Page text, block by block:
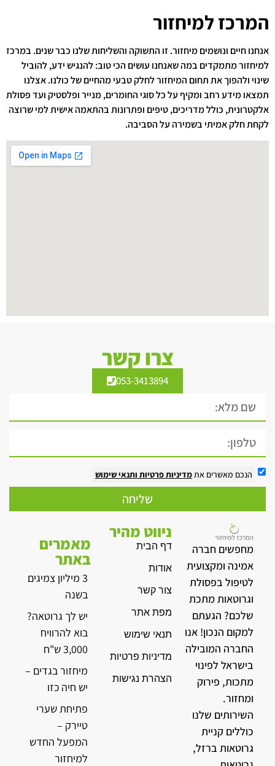
המרכז למיחזור
אנחנו חיים ונושמים מיחזור. זו התשוקה והשליחות שלנו כבר שנים. במרכז
למיחזור מתמקדים במה שאנחנו עושים הכי טוב: להנגיש ידע, להוביל
שינוי ולהפוך את תחום המיחזור לחלק טבעי מהחיים של כולנו. אצלנו
תמצאו מידע רחב ומקיף על כל סוגי החומרים, מנייר ופלסטיק ועד פסולת
אלקטרונית, כולל מדריכים, טיפים ופתרונות בהתאמה אישית למי שרוצה
לקחת חלק אמיתי בשמירה על הסביבה.
צרו קשר
053-3413894
הנכם מאשרים אתמדיניות פרטיות ותנאי שימוש
שליחה
מחפשים חברה
אמינה ומקצועית
לטיפול בפסולת
וגרוטאות מתכת
שלכם? הגעתם
למקום הנכון! אנו
החברה המובילה
בישראל לפינוי
מתכות, פירוק
ומחזור.
השירותים שלנו
כוללים קניית
גרוטאות ברזל,
ניווט מהיר
דף הבית
אודות
צור קשר
מפת אתר
תנאי שימוש
מדיניות פרטיות
הצהרת נגישות
מאמרים
באתר
3 מיליון צמיגים
בשנה
יש לך גרוטאה?
בוא להרוויח
3,000 ש"ח
מיחזור בגדים –
יש חיה כזו
פתיחת שערי
טיירק –
המפעל החדש
למיחזור